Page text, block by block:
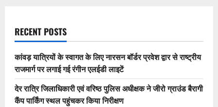
RECENT POSTS
कांवड़ यात्रियों के स्वागत के लिए नारसन बॉर्डर प्रवेश द्वार से राष्ट्रीय
राजमार्ग पर लगाई गई रंगीन एलईडी लाइटें
देर रात्रि जिलाधिकारी एवं वरिष्ठ पुलिस अधीक्षक ने जीरो ग्राउंड बैरागी
कैंप पार्किंग स्थल पहुंचकर किया निरीक्षण